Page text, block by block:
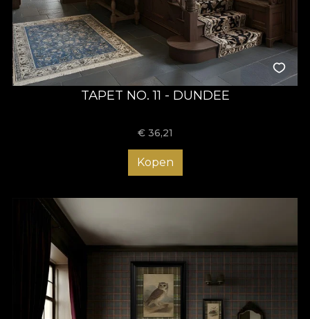
TAPET NO. 11 - DUNDEE
€ 36,21
Kopen